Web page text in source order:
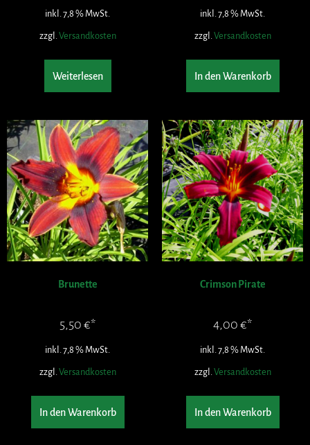
inkl. 7,8 % MwSt.
zzgl.Versandkosten
Weiterlesen
inkl. 7,8 % MwSt.
zzgl.Versandkosten
In den Warenkorb
Brunette
5,50 €
inkl. 7,8 % MwSt.
zzgl.Versandkosten
In den Warenkorb
Crimson Pirate
4,00 €
inkl. 7,8 % MwSt.
zzgl.Versandkosten
In den Warenkorb